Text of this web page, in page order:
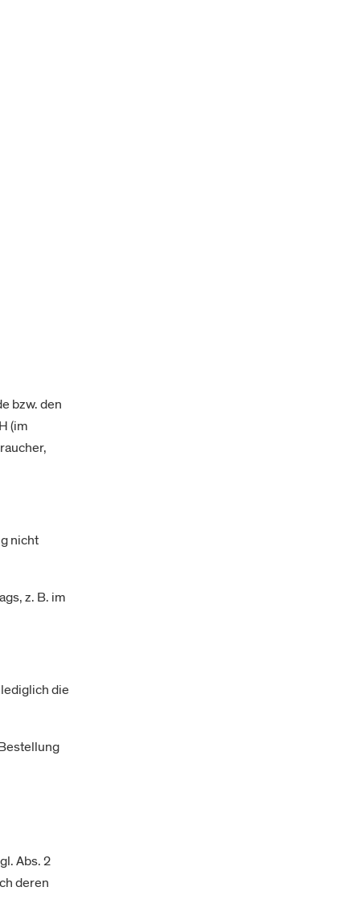
bzw. den
(im
nicht
z. B. im
die
Abs. 2
deren